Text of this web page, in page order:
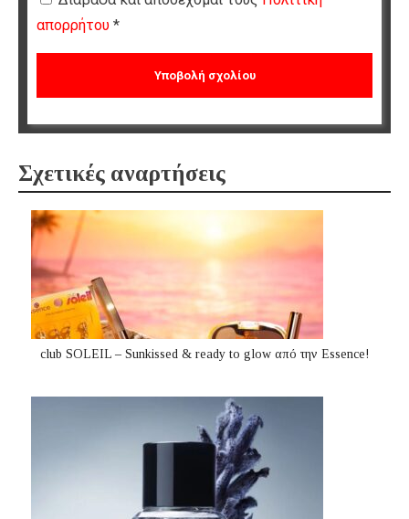
απορρήτου *
Σχετικές αναρτήσεις
club SOLEIL – Sunkissed & ready to glow από την Essence!